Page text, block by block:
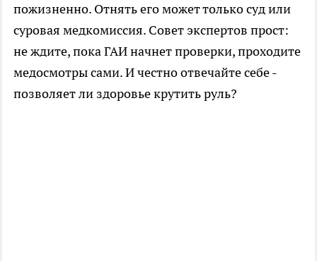
пожизненно. Отнять его может только суд или
суровая медкомиссия. Совет экспертов прост:
не ждите, пока ГАИ начнет проверки, проходите
медосмотры сами. И честно отвечайте себе -
позволяет ли здоровье крутить руль?